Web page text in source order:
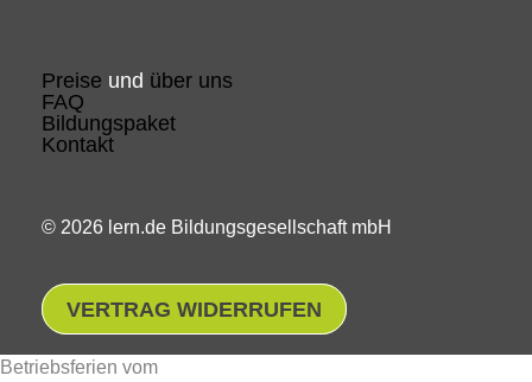
Preise und über uns
FAQ
Bildungspaket
Kontakt
© 2026 lern.de Bildungsgesellschaft mbH
VERTRAG WIDERRUFEN
Betriebsferien vom